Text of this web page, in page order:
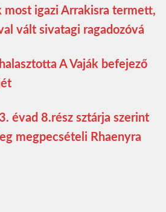
most igazi Arrakisra termett,
vált sivatagi ragadozóvá
A Vaják befejező
évad 8.rész sztárja szerint
megpecsételi Rhaenyra